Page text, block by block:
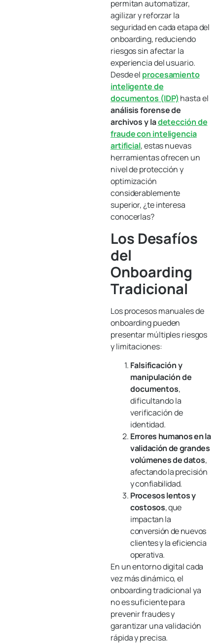
permitan automatizar,
agilizar y reforzar la
seguridad en cada etapa del
onboarding, reduciendo
riesgos sin afectar la
experiencia del usuario.
Desde el procesamiento
inteligente de
documentos (IDP) hasta el
análisis forense de
archivos y ladetección de
fraude con inteligencia
artificial, estas nuevas
herramientas ofrecen un
nivel de protección y
optimización
considerablemente
superior, ¿te interesa
conocerlas?
Los Desafíos
del
Onboarding
Tradicional
Los procesos manuales de
onboarding pueden
presentar múltiples riesgos
y limitaciones:
Falsificación y
manipulación de
documentos,
dificultando la
verificación de
identidad.
Errores humanos en la
validación de grandes
volúmenes de datos,
afectando la precisión
y confiabilidad.
Procesos lentos y
costosos, que
impactan la
conversión de nuevos
clientes y la eficiencia
operativa.
En un entorno digital cada
vez más dinámico, el
onboarding tradicional ya
no es suficiente para
prevenir fraudes y
garantizar una validación
rápida y precisa.